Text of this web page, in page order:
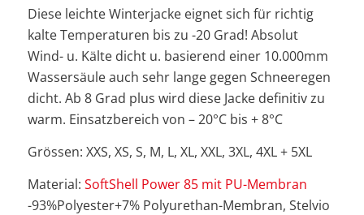
Diese leichte Winterjacke eignet sich für richtig
kalte Temperaturen bis zu -20 Grad! Absolut
Wind- u. Kälte dicht u. basierend einer 10.000mm
Wassersäule auch sehr lange gegen Schneeregen
dicht. Ab 8 Grad plus wird diese Jacke definitiv zu
warm. Einsatzbereich von – 20°C bis + 8°C
Grössen: XXS, XS, S, M, L, XL, XXL, 3XL, 4XL + 5XL
Material: SoftShell Power 85 mit PU-Membran
-93%Polyester+7% Polyurethan-Membran, Stelvio